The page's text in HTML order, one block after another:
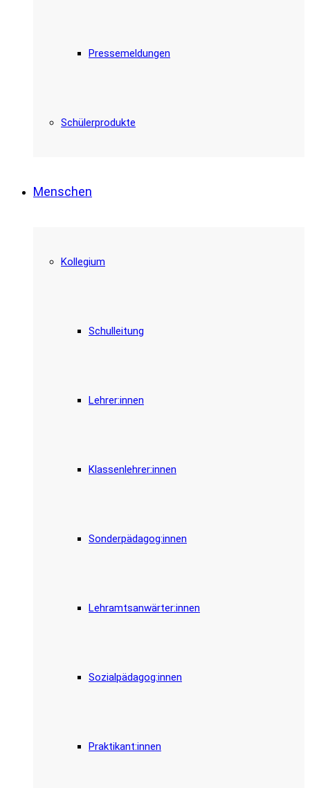
Pressemeldungen
Schülerprodukte
Menschen
Kollegium
Schulleitung
Lehrer:innen
Klassenlehrer:innen
Sonderpädagog:innen
Lehramtsanwärter:innen
Sozialpädagog:innen
Praktikant:innen